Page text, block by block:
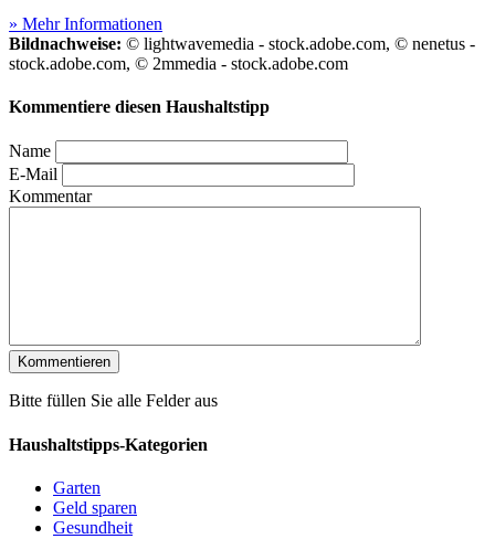
» Mehr Informationen
Bildnachweise: © lightwavemedia - stock.adobe.com, © nenetus -
stock.adobe.com, © 2mmedia - stock.adobe.com
Kommentiere diesen Haushaltstipp
Name
E-Mail
Kommentar
Bitte füllen Sie alle Felder aus
Haushaltstipps-Kategorien
Garten
Geld sparen
Gesundheit